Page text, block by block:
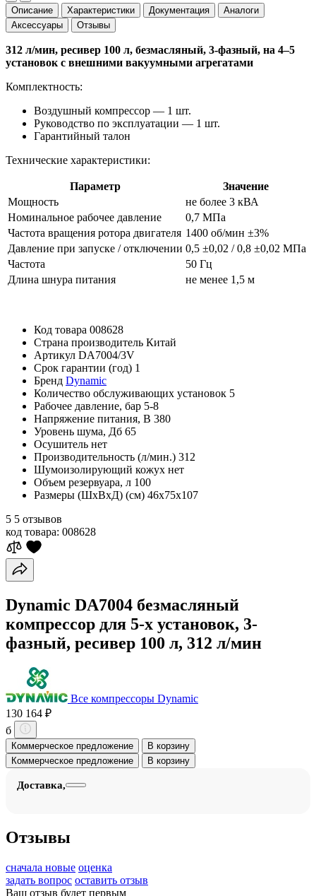
Описание Характеристики Документация
Аналоги
Аксессуары
Отзывы
312 л/мин, ресивер 100 л, безмасляный, 3-фазный, на 4–5
установок с внешними вакуумными агрегатами
Комплектность:
Воздушный компрессор — 1 шт.
Руководство по эксплуатации — 1 шт.
Гарантийный талон
Технические характеристики:
Параметр
Значение
Мощность
не более 3 кВА
Номинальное рабочее давление
0,7 МПа
Частота вращения ротора двигателя 1400 об/мин ±3%
Давление при запуске / отключении 0,5 ±0,02 / 0,8 ±0,02 МПа
Частота
50 Гц
Длина шнура питания
не менее 1,5 м
Код товара 008628
Страна производитель Китай
Артикул DA7004/3V
Срок гарантии (год) 1
Бренд Dynamic
Количество обслуживающих установок 5
Рабочее давление, бар 5-8
Напряжение питания, В 380
Уровень шума, Дб 65
Осушитель нет
Производительность (л/мин.) 312
Шумоизолирующий кожух нет
Объем резервуара, л 100
Размеры (ШхВхД) (см) 46x75x107
5 5 отзывов
код товара: 008628
Dynamic DA7004 безмасляный
компрессор для 5-х установок, 3-
фазный, ресивер 100 л, 312 л/мин
Все компрессоры Dynamic
130 164 ₽
б
Коммерческое предложение
В корзину
Коммерческое предложение
В корзину
Доставка,
Отзывы
сначала новые оценка
задать вопрос оставить отзыв
Ваш отзыв будет первым